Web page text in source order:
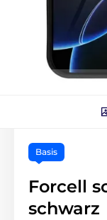
Basis
Forcell
schwarz